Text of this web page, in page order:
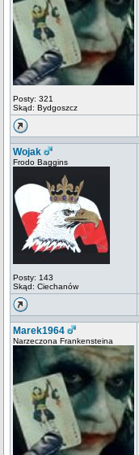
Posty: 321
Skąd: Bydgoszcz
Wojak
Frodo Baggins
Posty: 143
Skąd: Ciechanów
Marek1964
Narzeczona Frankensteina